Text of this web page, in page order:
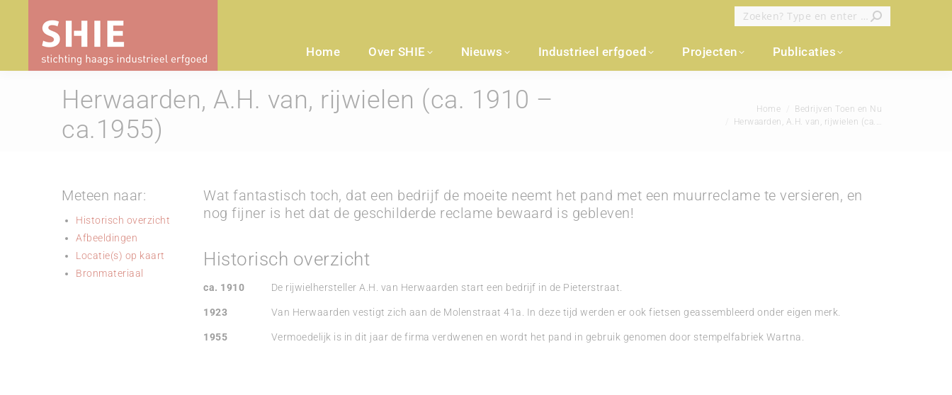
Zoeken:
Home Over SHIE Nieuws Industrieel erfgoed Projecten Publicaties
Herwaarden, A.H. van, rijwielen (ca. 1910 –
ca.1955)
Home
Bedrijven Toen en Nu
Herwaarden, A.H. van, rijwielen (ca.…
Meteen naar:
Historisch overzicht
Afbeeldingen
Locatie(s) op kaart
Bronmateriaal
Wat fantastisch toch, dat een bedrijf de moeite neemt het pand met een muurreclame te versieren, en
nog fijner is het dat de geschilderde reclame bewaard is gebleven!
Historisch overzicht
ca. 1910 De rijwielhersteller A.H. van Herwaarden start een bedrijf in de Pieterstraat.
1923 Van Herwaarden vestigt zich aan de Molenstraat 41a. In deze tijd werden er ook fietsen geassembleerd onder eigen merk.
1955 Vermoedelijk is in dit jaar de firma verdwenen en wordt het pand in gebruik genomen door stempelfabriek Wartna.